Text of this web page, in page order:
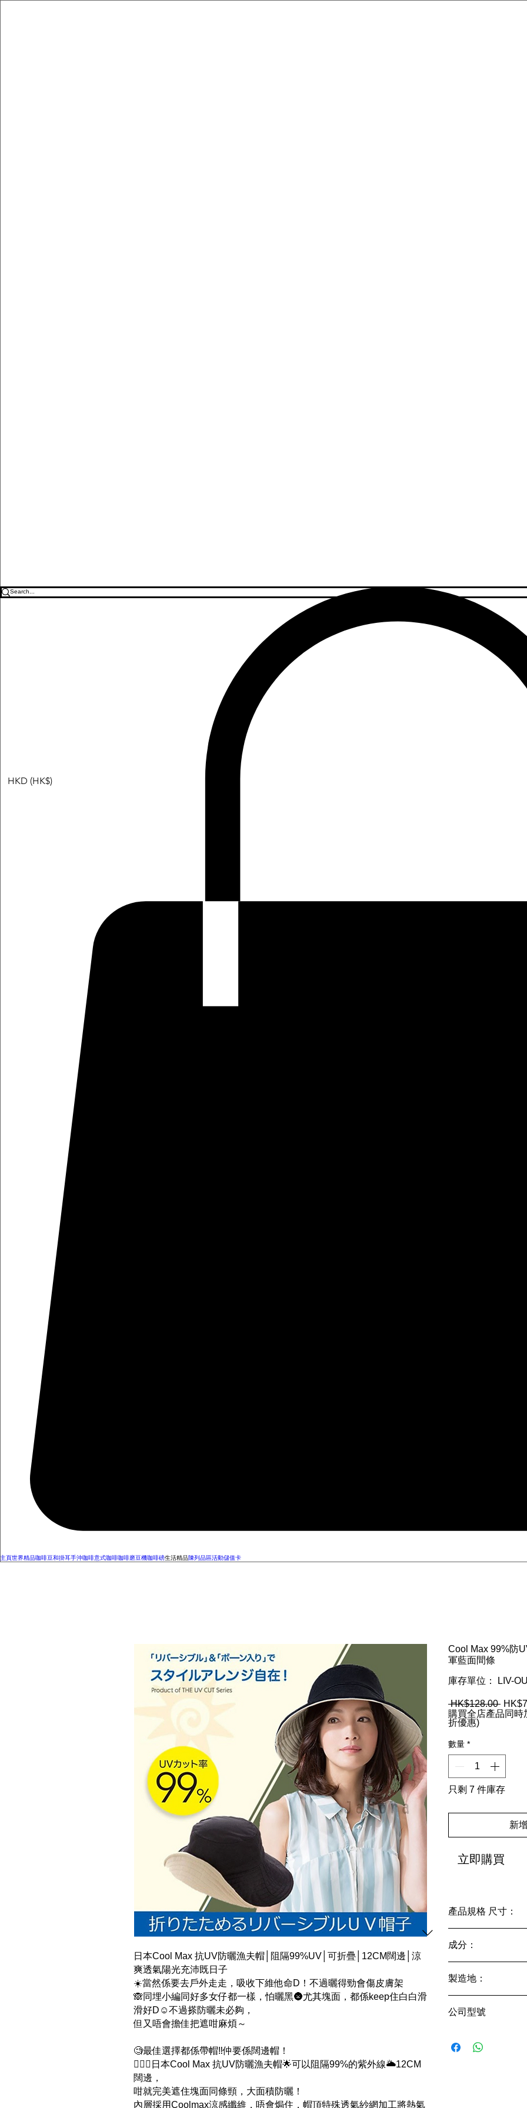
HKD (HK$)
主頁世界精品咖啡豆和掛耳手沖咖啡意式咖啡咖啡磨豆機咖啡磅生活精品陳列品區活動儲值卡
日本Cool Max 抗UV防曬漁夫帽│阻隔99%UV│可折疊│12CM闊邊│涼
爽透氣陽光充沛既日子
☀️當然係要去戶外走走，吸收下維他命D！不過曬得勁會傷皮膚架
🙈同埋小編同好多女仔都一樣，怕曬黑🌚尤其塊面，都係keep住白白滑
滑好D☺️不過搽防曬未必夠，
但又唔會擔佳把遮咁麻煩～
🧐最佳選擇都係帶帽‼️仲要係闊邊帽！
💁🏻‍♀️日本Cool Max 抗UV防曬漁夫帽🌟可以阻隔99%的紫外線🌥12CM
闊邊，
咁就完美遮住塊面同條頸，大面積防曬！
內層採用Coolmax涼感纖維，唔會焗住，帽頂特殊透氣紗網加工將熱氣
Cool Max 99%防
軍藍面間條
庫存單位： LIV-
HK$128.00 一
般
購買全店產品同
折優惠)
數量 *
只剩 7 件庫存
新
立即購買
產品規格 尺寸：
成分：
製造地：
公司型號